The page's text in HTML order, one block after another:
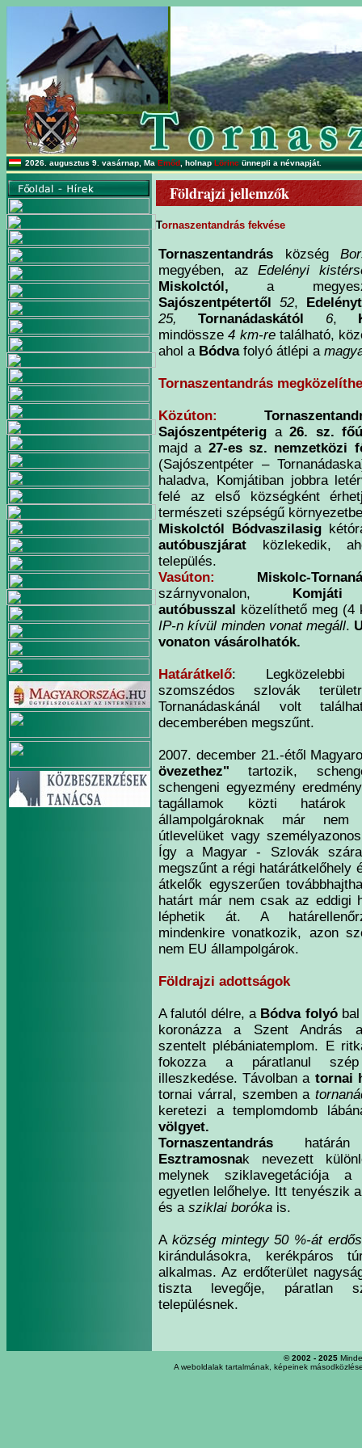
2026. augusztus 9. vasárnap, MaEmőd, holnapLörincünnepli a névnapját.
Földrajzi jellemzők
Tornaszentandrás fekvése
Tornaszentandrás község
megyében, azEdelényi
Miskolctól, a
Sajószentpétertől 52,
25,
Tornanádaskától 6,
mindössze4 km-retalálható,
ahol a Bódvafolyó átlépi a
Tornaszentandrás
Közúton:
Sajószentpéterig a26. sz.
majd a 27-es sz. nemzetközi
(Sajószentpéter –
haladva, Komjátiban jobbra
felé az első községként
természeti szépségű
Miskolctól Bódvaszilasig
autóbuszjárat közlekedik,
település.
Vasúton:
Miskolc-
szárnyvonalon, Komjáti
autóbusszal közelíthető meg
IP-n kívül minden vonat megáll.
vonaton vásárolhatók.
Határátkelő:
szomszédos szlovák
Tornanádaskánál volt
decemberében megszűnt.
2007. december 21.-étől
övezethez" tartozik,
schengeni egyezmény
tagállamok közti határok
állampolgároknak már nem
útlevelüket vagy
Így a Magyar - Szlovák
megszűnt a régi határátkelőhely
átkelők egyszerűen
határt már nem csak az eddigi
léphetik át. A
mindenkire vonatkozik, azon
nem EU állampolgárok.
Földrajzi adottságok
A falutól délre, aBódva folyó
koronázza a Szent András
szentelt plébániatemplom. E
fokozza a páratlanul
illeszkedése. Távolban a tornai
tornai várral, szemben a
keretezi a templomdomb
völgyet.
Tornaszentandrás határán
Esztramosnak nevezett
melynek sziklavegetációja
egyetlen lelőhelye. Itt tenyészik
és a sziklai boróka is.
A község mintegy 50 %-át
kirándulásokra, kerékpáros
alkalmas. Az erdőterület
tiszta levegője, páratlan
településnek.
© 2002 - 2025
A weboldalak tartalmának, képeinek